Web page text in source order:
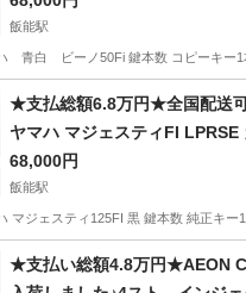
新品！ サイスタ付き！
飯能駅
青白 ビーノ50Fi 鍵本数 コピーキー
飯能駅 ヤマハ サイスタ
★支払総額6.8万円★全国配送
ヤマハ マジェスティFI LPRSE
外マフラー！社外リアサス！カ
も！
68,000円
飯能駅
マジェスティ125FI 黒 鍵本数 純正キ
飯能駅 ヤマハ
★支払い総額4.8万円★AEON